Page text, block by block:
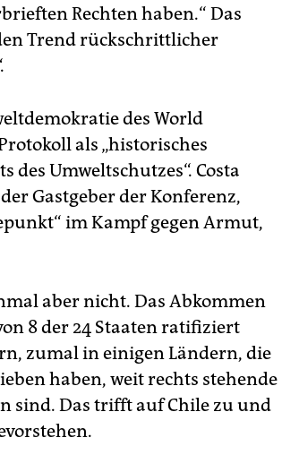
Rechten haben.“ Das
Trend rückschrittlicher
des World
als „historisches
Umweltschutzes“. Costa
Gastgeber der Konferenz,
im Kampf gegen Armut,
aber nicht. Das Abkommen
8 der 24 Staaten ratifiziert
zumal in einigen Ländern, die
haben, weit rechts stehende
sind. Das trifft auf Chile zu und